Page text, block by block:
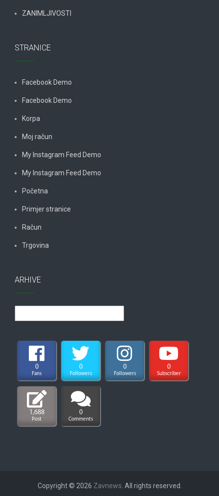
ZANIMLJIVOSTI
STRANICE
Facebook Demo
Facebook Demo
Korpa
Moj račun
My Instagram Feed Demo
My Instagram Feed Demo
Početna
Primjer stranice
Račun
Trgovina
ARHIVE
0
Fans
0
Followers
0
Followers
0
Subscriber
1,688
Post
0
Comments
Copyright © 2026 Zavnews. All rights reserved.